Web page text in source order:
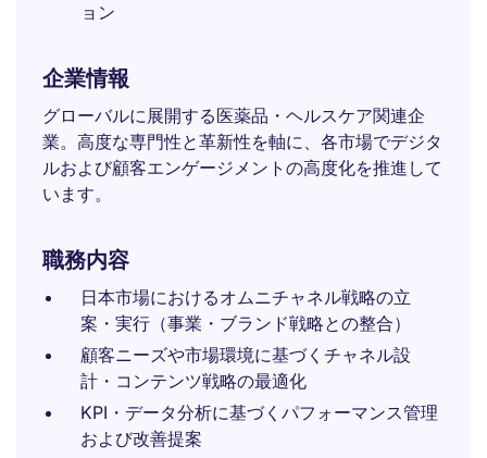
ョン
企業情報
グローバルに展開する医薬品・ヘルスケア関連企
業。高度な専門性と革新性を軸に、各市場でデジタ
ルおよび顧客エンゲージメントの高度化を推進して
います。
職務内容
日本市場におけるオムニチャネル戦略の立
案・実行（事業・ブランド戦略との整合）
顧客ニーズや市場環境に基づくチャネル設
計・コンテンツ戦略の最適化
KPI・データ分析に基づくパフォーマンス管理
および改善提案